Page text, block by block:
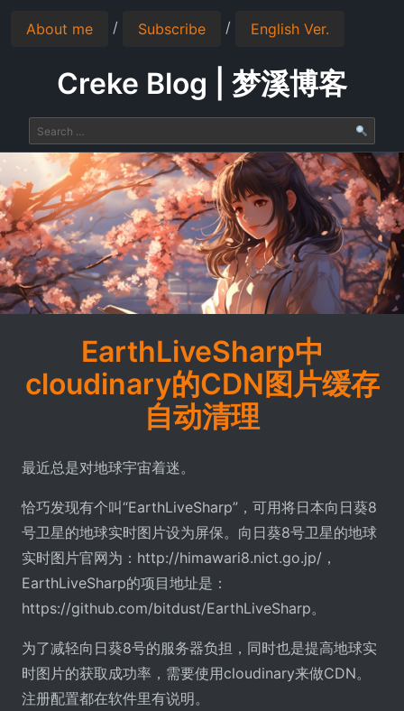
About me / Subscribe / English Ver.
Creke Blog | 梦溪博客
EarthLiveSharp中
cloudinary的CDN图片缓存
自动清理
最近总是对地球宇宙着迷。
恰巧发现有个叫“EarthLiveSharp”，可用将日本向日葵8
号卫星的地球实时图片设为屏保。向日葵8号卫星的地球
实时图片官网为：http://himawari8.nict.go.jp/，
EarthLiveSharp的项目地址是：
https://github.com/bitdust/EarthLiveSharp。
为了减轻向日葵8号的服务器负担，同时也是提高地球实
时图片的获取成功率，需要使用cloudinary来做CDN。
注册配置都在软件里有说明。